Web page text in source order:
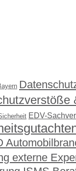
EDV-
externe